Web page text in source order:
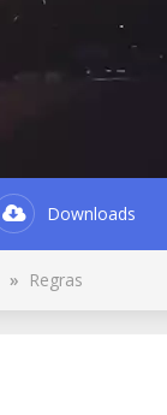
Downloads
» Regras